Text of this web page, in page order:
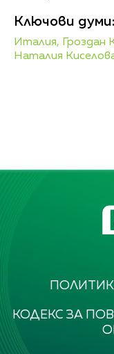
Ключови думи:
Италия, Гроздан
Наталия
КОДЕКС ЗА